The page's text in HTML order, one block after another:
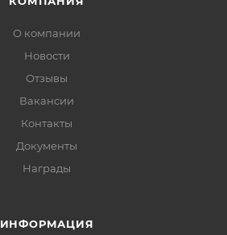
О компании
Новости
Отзывы
Вакансии
Контакты
Документы
Награды
ИНФОРМАЦИЯ